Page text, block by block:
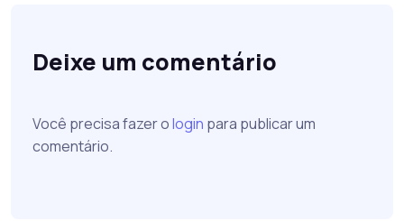
Deixe um comentário
Você precisa fazer ologin para publicar um
comentário.